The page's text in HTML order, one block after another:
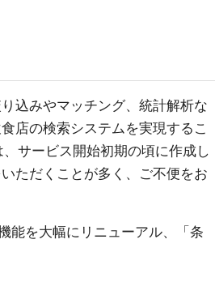
込みやマッチング、統計解析な
店の検索システムを実現するこ
サービス開始初期の頃に作成し
ただくことが多く、ご不便をお
能を大幅にリニューアル、「条